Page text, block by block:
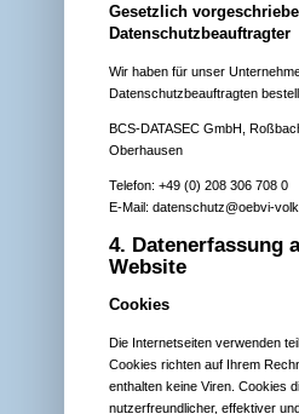
Gesetzlich
Datenschutzbeauftragter
Wir haben für unser
Datenschutzbeauftragten
BCS-DATASEC GmbH,
Oberhausen
Telefon: +49 (0) 208 306 708 0
E-Mail: datenschutz@oebvi-
4. Datenerfassung
Website
Cookies
Die Internetseiten verwenden
Cookies richten auf Ihrem
enthalten keine Viren. Cookies
nutzerfreundlicher, effektiver